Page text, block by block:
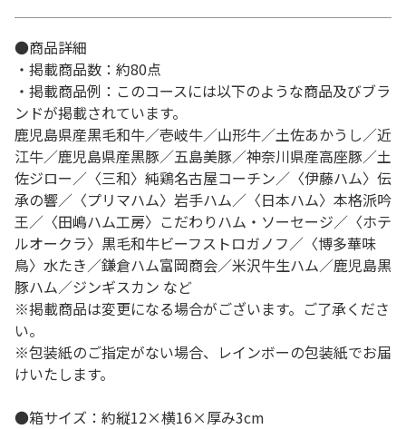
●商品詳細
・掲載商品数：約80点
・掲載商品例：このコースには以下のような商品及びブラ
ンドが掲載されています。
鹿児島県産黒毛和牛／壱岐牛／山形牛／土佐あかうし／近
江牛／鹿児島県産黒豚／五島美豚／神奈川県産高座豚／土
佐ジロー／〈三和〉純鶏名古屋コーチン／〈伊藤ハム〉伝
承の響／〈プリマハム〉岩手ハム／〈日本ハム〉本格派吟
王／〈田嶋ハム工房〉こだわりハム・ソーセージ／〈ホテ
ルオークラ〉黒毛和牛ビーフストロガノフ／〈博多華味
鳥〉水たき／鎌倉ハム富岡商会／米沢牛生ハム／鹿児島黒
豚ハム／ジンギスカン など
※掲載商品は変更になる場合がございます。ご了承くださ
い。
※包装紙のご指定がない場合、レインボーの包装紙でお届
けいたします。
●箱サイズ：約縦12×横16×厚み3cm